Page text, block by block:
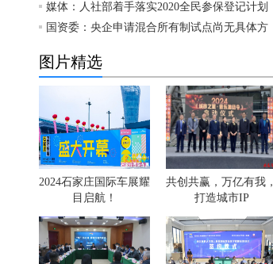
媒体：人社部着手落实2020全民参保登记计划
国资委：央企申请混合所有制试点尚无具体方
图片精选
2024石家庄国际车展耀
目启航！
共创共赢，万亿有我，
打造城市IP